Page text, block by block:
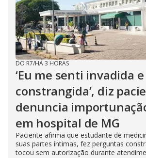
DO R7/HÁ 3 HORAS
‘Eu me senti invadida e
constrangida’, diz
denuncia
em hospital de MG
Paciente afirma que estudante de
suas partes íntimas, fez perguntas
tocou sem autorização durante